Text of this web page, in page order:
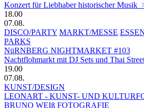
Konzert für Liebhaber historischer Musik
18.00
07.08.
DISCO/PARTY MARKT/MESSE
PARKS
NüRNBERG NIGHTMARKET #103
Nachtflohmarkt mit DJ Sets und Thai
19.00
07.08.
KUNST/DESIGN
LEONART - KUNST- UND
BRUNO WEIß FOTOGRAFIE